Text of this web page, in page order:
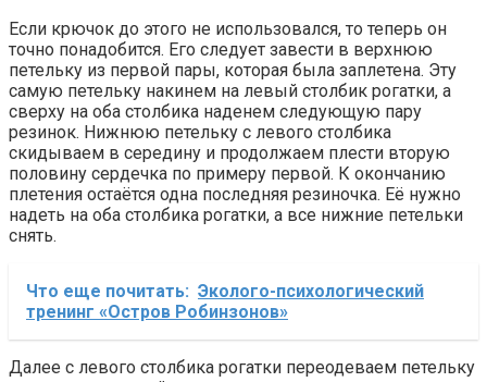
Если крючок до этого не использовался, то теперь он
точно понадобится. Его следует завести в верхнюю
петельку из первой пары, которая была заплетена. Эту
самую петельку накинем на левый столбик рогатки, а
сверху на оба столбика наденем следующую пару
резинок. Нижнюю петельку с левого столбика
скидываем в середину и продолжаем плести вторую
половину сердечка по примеру первой. К окончанию
плетения остаётся одна последняя резиночка. Её нужно
надеть на оба столбика рогатки, а все нижние петельки
снять.
Что еще почитать: Эколого-психологический
тренинг «Остров Робинзонов»
Далее с левого столбика рогатки переодеваем петельку